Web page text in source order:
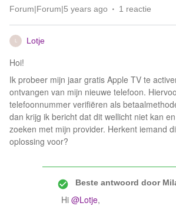
Forum|Forum|5 years ago 1 reactie
Lotje
Hoi!
Ik probeer mijn jaar gratis Apple TV te
ontvangen van mijn nieuwe telefoon.
telefoonnummer verifiëren als
dan krijg ik bericht dat dit wellicht niet kan
zoeken met mijn provider. Herkent iemand
oplossing voor?
Beste antwoord door
Hi @Lotje,